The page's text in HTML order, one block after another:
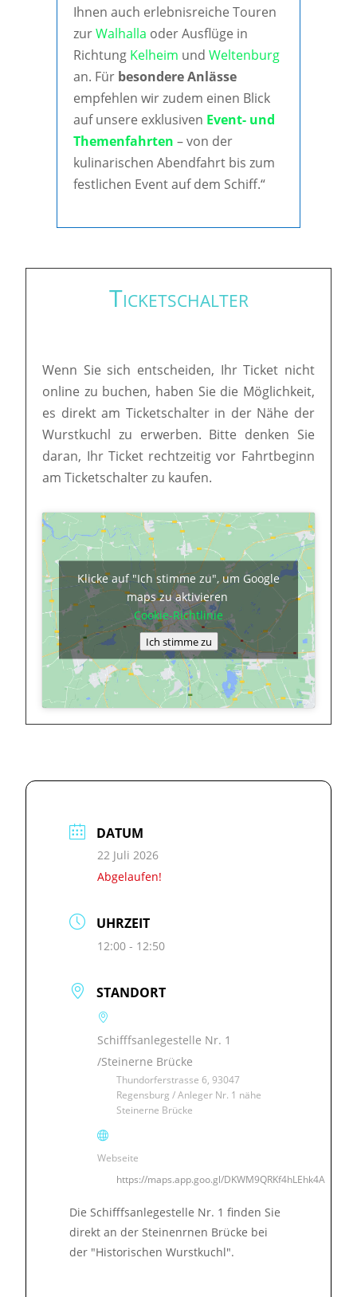
Ihnen auch erlebnisreiche Touren
zurWalhalla oder Ausflüge in
Richtung Kelheim und Weltenburg
an. Für besondere Anlässe
empfehlen wir zudem einen Blick
auf unsere exklusiven Event- und
Themenfahrten – von der
kulinarischen Abendfahrt bis zum
festlichen Event auf dem Schiff.“
Ticketschalter
Wenn Sie sich entscheiden, Ihr Ticket nicht
online zu buchen, haben Sie die Möglichkeit,
es direkt am Ticketschalter in der Nähe der
Wurstkuchl zu erwerben. Bitte denken Sie
daran, Ihr Ticket rechtzeitig vor Fahrtbeginn
am Ticketschalter zu kaufen.
Klicke auf "Ich stimme zu", um Google
maps zu aktivieren
Cookie-Richtlinie
Ich stimme zu
DATUM
22 Juli 2026
Abgelaufen!
UHRZEIT
12:00 - 12:50
STANDORT
Schifffsanlegestelle Nr. 1
/Steinerne Brücke
Thundorferstrasse 6, 93047
Regensburg / Anleger Nr. 1 nähe
Steinerne Brücke
Webseite
https://maps.app.goo.gl/DKWM9QRKf4hLEhk4A
Die Schifffsanlegestelle Nr. 1 finden Sie
direkt an der Steinenrnen Brücke bei
der "Historischen Wurstkuchl".